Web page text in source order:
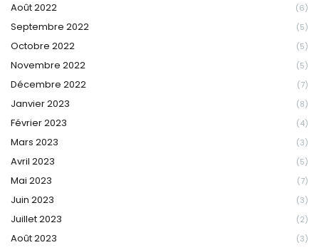
Août 2022 (6)
Septembre 2022 (5)
Octobre 2022 (5)
Novembre 2022 (5)
Décembre 2022 (7)
Janvier 2023 (8)
Février 2023 (4)
Mars 2023 (3)
Avril 2023 (5)
Mai 2023 (7)
Juin 2023 (3)
Juillet 2023 (2)
Août 2023 (3)